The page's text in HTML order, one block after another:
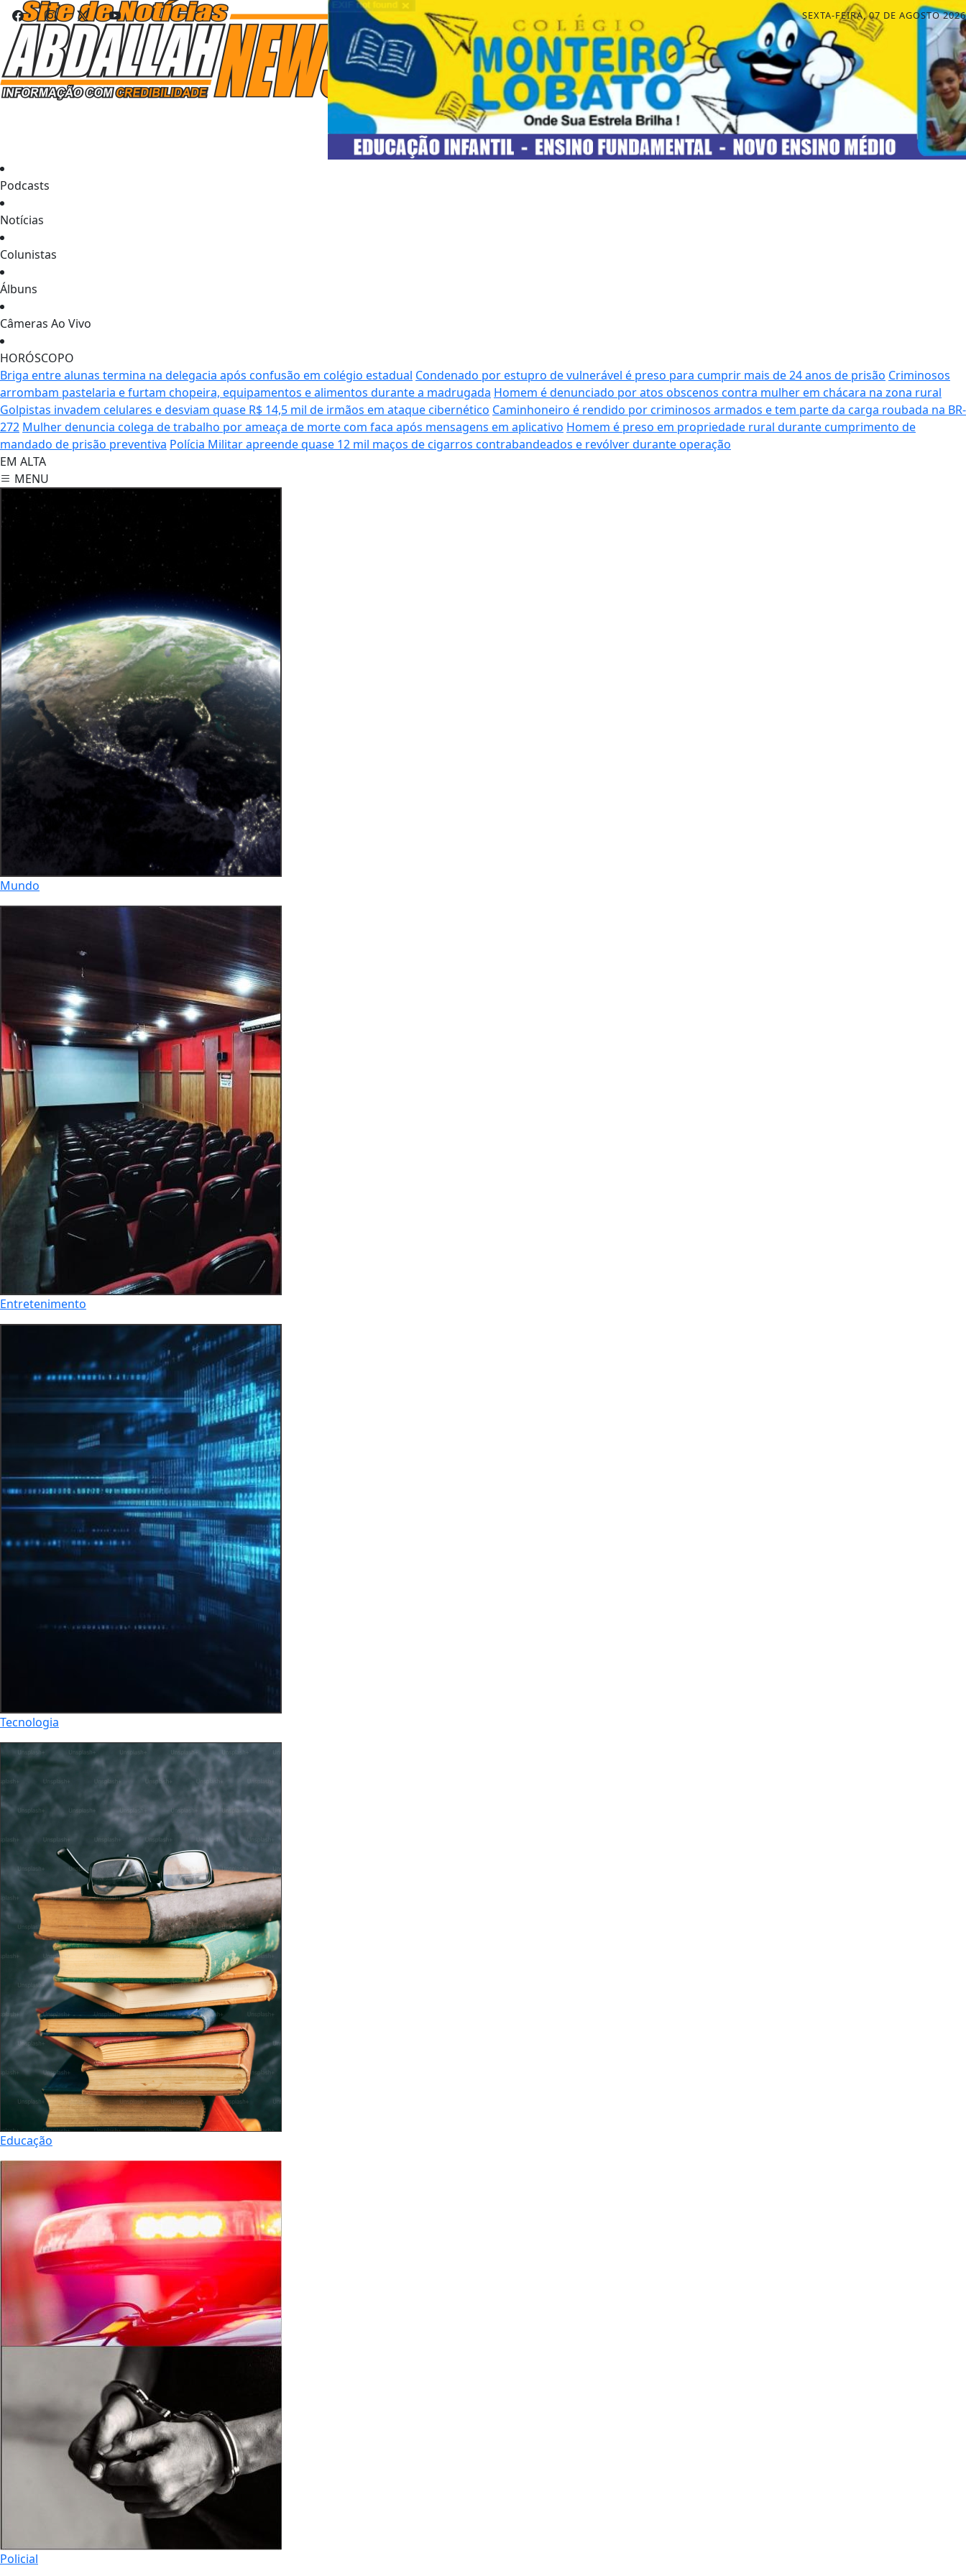
SEXTA-FEIRA, 07 DE AGOSTO 2026
Podcasts
Notícias
Colunistas
Álbuns
Câmeras Ao Vivo
HORÓSCOPO
Briga entre alunas termina na delegacia após confusão em colégio estadual Condenado por estupro de vulnerável é preso para cumprir mais de 24 anos de prisão Criminosos
arrombam pastelaria e furtam chopeira, equipamentos e alimentos durante a madrugada Homem é denunciado por atos obscenos contra mulher em chácara na zona rural
Golpistas invadem celulares e desviam quase R$ 14,5 mil de irmãos em ataque cibernético Caminhoneiro é rendido por criminosos armados e tem parte da carga roubada na BR-
272 Mulher denuncia colega de trabalho por ameaça de morte com faca após mensagens em aplicativo Homem é preso em propriedade rural durante cumprimento de
mandado de prisão preventiva Polícia Militar apreende quase 12 mil maços de cigarros contrabandeados e revólver durante operação
EM ALTA
MENU
Mundo
Entretenimento
Tecnologia
Educação
Policial